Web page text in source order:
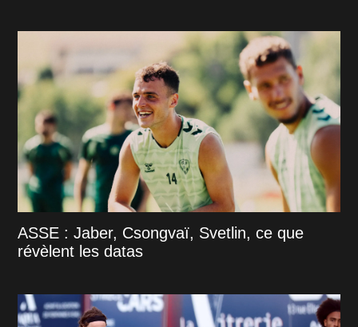
ASSE : Jaber, Csongvaï, Svetlin, ce que
révèlent les datas